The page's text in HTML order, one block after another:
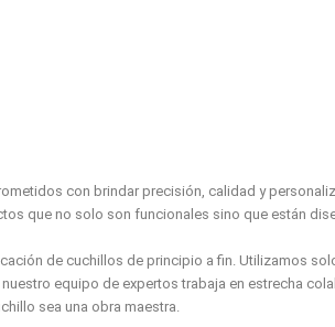
con brindar precisión, calidad y
que no solo son funcionales sino que están
de cuchillos de principio a fin. Utilizamos
equipo de expertos trabaja en estrecha
sea una obra maestra.